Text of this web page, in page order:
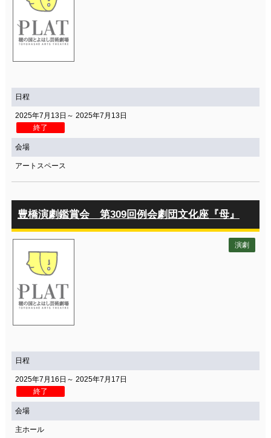
日程
2025年7月13日～ 2025年7月13日
終了
会場
アートスペース
豊橋演劇鑑賞会 第309回例会劇団文化座『母』
演劇
日程
2025年7月16日～ 2025年7月17日
終了
会場
主ホール